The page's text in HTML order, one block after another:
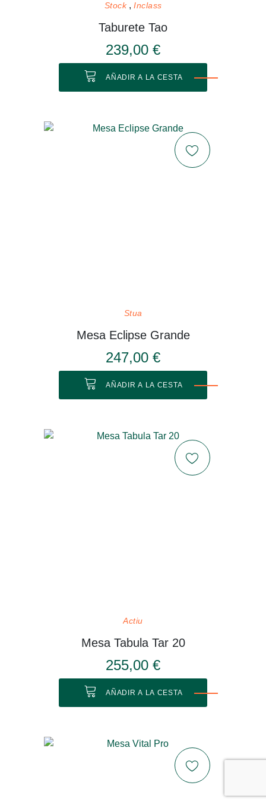
Stock Inclass
Taburete Tao
239,00 €
AÑADIR A LA CESTA
Stua
Mesa Eclipse Grande
247,00 €
AÑADIR A LA CESTA
Actiu
Mesa Tabula Tar 20
255,00 €
AÑADIR A LA CESTA